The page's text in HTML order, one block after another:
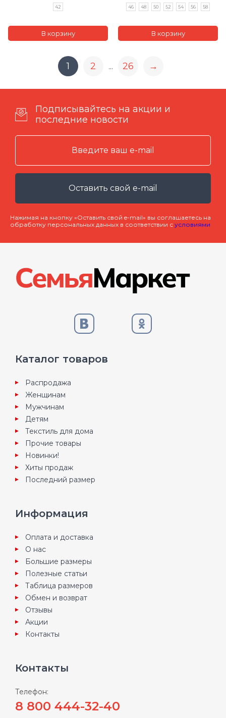
42 46 48 50 52 54 56 58
1 2 ... 26 →
Подписывайтесь на акции и
последние новости
Оставить свой e-mail
Нажимая на кнопку «Оставить свой e-mail» вы соглашаетесь на
обработку персональных данных в соответствии с условиями
Каталог товаров
Распродажа
Женщинам
Мужчинам
Детям
Текстиль для дома
Прочие товары
Новинки!
Хиты продаж
Последний размер
Информация
Оплата и доставка
О нас
Большие размеры
Полезные статьи
Таблица размеров
Обмен и возврат
Отзывы
Акции
Контакты
Контакты
Телефон:
8 800 444-32-40